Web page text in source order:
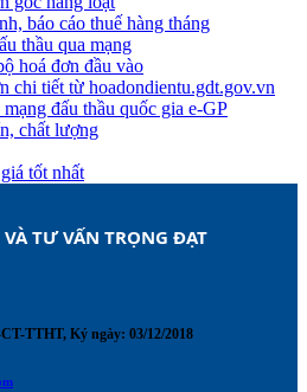
báo cáo thuế hàng tháng
thầu qua mạng
hoá đơn đầu vào
chi tiết từ hoadondientu.gdt.gov.vn
đấu thầu quốc gia e-GP
chất lượng
tốt nhất
TƯ VẤN TRỌNG ĐẠT
TTHT, Ký ngày: 03/12/2018